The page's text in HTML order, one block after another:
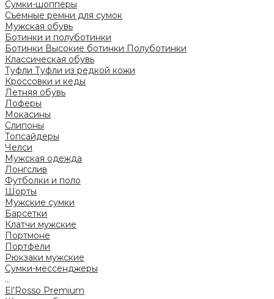
Сумки-шопперы
Съемные ремни для сумок
Мужская обувь
Ботинки и полуботинки
Ботинки Высокие ботинки Полуботинки
Классическая обувь
Туфли Туфли из редкой кожи
Кроссовки и кеды
Летняя обувь
Лоферы
Мокасины
Слипоны
Топсайдеры
Челси
Мужская одежда
Лонгслив
Футболки и поло
Шорты
Мужские сумки
Барсетки
Клатчи мужские
Портмоне
Портфели
Рюкзаки мужские
Сумки-мессенджеры
...
El’Rosso Premium